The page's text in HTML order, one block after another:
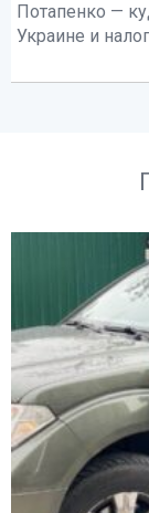
Потапенко —
Украине и